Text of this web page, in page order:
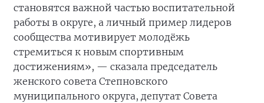
становятся важной частью воспитательной
работы в округе, а личный пример лидеров
сообщества мотивирует молодёжь
стремиться к новым спортивным
достижениям», — сказала председатель
женского совета Степновского
муниципального округа, депутат Совета